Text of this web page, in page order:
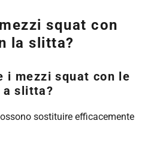
squat con
la slitta?
i mezzi squat con le
slitta?
sostituire efficacemente